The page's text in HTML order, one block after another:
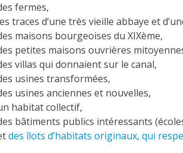
fermes,
traces d’une très vieille abbaye et
maisons bourgeoises du XIXème,
petites maisons ouvrières
villas qui donnaient sur le canal,
usines transformées,
usines anciennes et nouvelles,
habitat collectif,
bâtiments publics intéressants
des îlots d’habitats originaux, qui